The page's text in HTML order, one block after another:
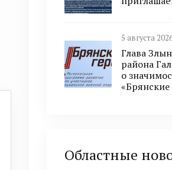
5 августа
Глава
района
о
«Брянские
Областные